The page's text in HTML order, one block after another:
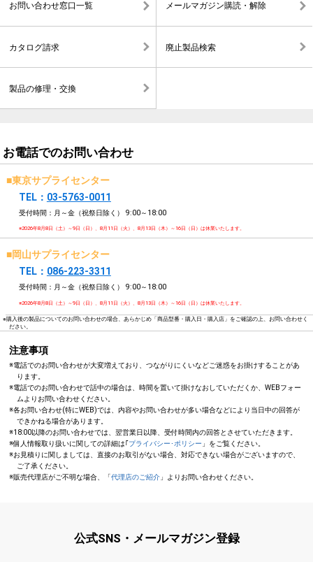
お問い合わせ窓口一覧 メールマガジン購読・解除
カタログ請求 廃止製品検索
製品の修理・交換
お電話でのお問い合わせ
■東京サプライセンター
TEL： 03-5763-0011
受付時間：月～金（祝祭日除く） 9:00～18:00
※2026年8月8日（土）～9日（日）、8月11日（火）、8月13日（木）～16日（日）は休業いたします。
■岡山サプライセンター
TEL： 086-223-3311
受付時間：月～金（祝祭日除く） 9:00～18:00
※2026年8月8日（土）～9日（日）、8月11日（火）、8月13日（木）～16日（日）は休業いたします。
※購入後の製品についてのお問い合わせの場合、あらかじめ「商品型番・購入日・購入店」をご確認の上、お問い合わせく
ださい。
注意事項
※電話でのお問い合わせが大変増えており、つながりにくいなどご迷惑をお掛けすることがあ
ります。
※電話でのお問い合わせで話中の場合は、時間を置いて掛けなおしていただくか、WEBフォー
ムよりお問い合わせください。
※各お問い合わせ(特にWEB)では、内容やお問い合わせが多い場合などにより当日中の回答が
できかねる場合があります。
※18:00以降のお問い合わせでは、翌営業日以降、受付時間内の回答とさせていただきます。
※個人情報取り扱いに関しての詳細は｢プライバシー･ポリシー 」をご覧ください。
※お見積りに関しましては、直接のお取引がない場合、対応できない場合がございますので、
ご了承ください。
※販売代理店がご不明な場合、「代理店のご紹介 」よりお問い合わせください。
公式SNS・メールマガジン登録